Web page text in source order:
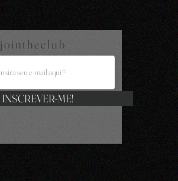
j o i n t h e c l u b
INSCREVER-ME!